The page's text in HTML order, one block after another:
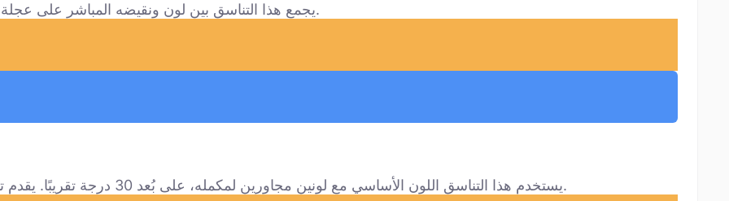
يجمع هذا التناسق بين لون ونقيضه المباشر على عجلة الألوان (180 درجة)، مما يخلق تأثيرًا قويًا عالي التباين.
يستخدم هذا التناسق اللون الأساسي مع لونين مجاورين لمكمله، على بُعد 30 درجة تقريبًا. يقدم تباينًا جريئًا مع مرونة أكبر من التناسق المكمل التقليدي.